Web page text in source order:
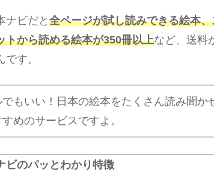
ナビだと全ページが試し読みできる絵本
トから読める絵本が350冊以上など、送料
す。
もいい！日本の絵本をたくさん読み聞か
めのサービスですよ。
のパッとわかり特徴